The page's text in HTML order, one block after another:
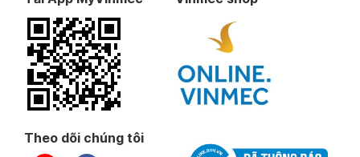
Theo dõi chúng tôi